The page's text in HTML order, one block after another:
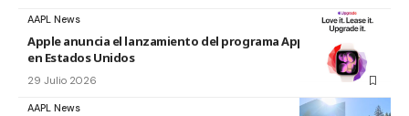
AAPL News
Apple anuncia el lanzamiento del programa Apple Upgrade
en Estados Unidos
29 Julio 2026
AAPL News